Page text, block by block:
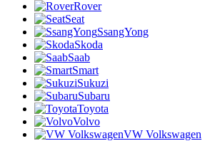
Rover
Seat
SsangYong
Skoda
Saab
Smart
Sukuzi
Subaru
Toyota
Volvo
VW Volkswagen